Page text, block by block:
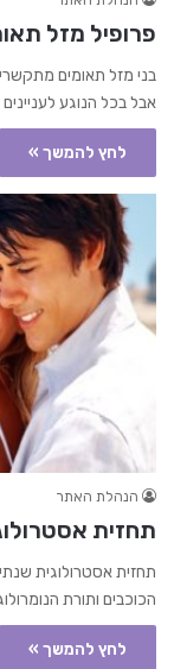
פרופיל מזל
בני מזל תאומים
אבל בכל הנוגע
לחץ להמשך »
הנהלת האתר
תחזית
הכוכבים ותורת
לחץ להמשך »